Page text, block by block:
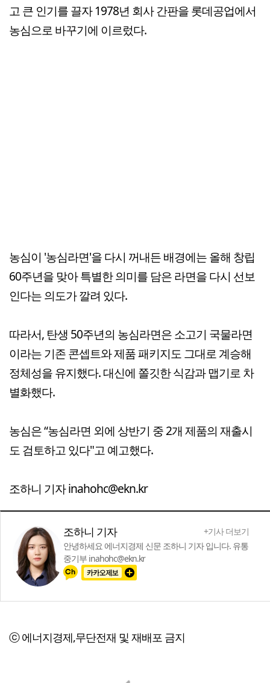
고 큰 인기를 끌자 1978년 회사 간판을 롯데공업에서
농심으로 바꾸기에 이르렀다.
농심이 '농심라면'을 다시 꺼내든 배경에는 올해 창립
60주년을 맞아 특별한 의미를 담은 라면을 다시 선보
인다는 의도가 깔려 있다.
따라서, 탄생 50주년의 농심라면은 소고기 국물라면
이라는 기존 콘셉트와 제품 패키지도 그대로 계승해
정체성을 유지했다. 대신에 쫄깃한 식감과 맵기로 차
별화했다.
농심은 “농심라면 외에 상반기 중 2개 제품의 재출시
도 검토하고 있다"고 예고했다.
조하니 기자 inahohc@ekn.kr
조하니 기자
+기사 더보기
안녕하세요 에너지경제 신문 조하니 기자 입니다. 유통
중기부 inahohc@ekn.kr
ⓒ 에너지경제,무단전재 및 재배포 금지